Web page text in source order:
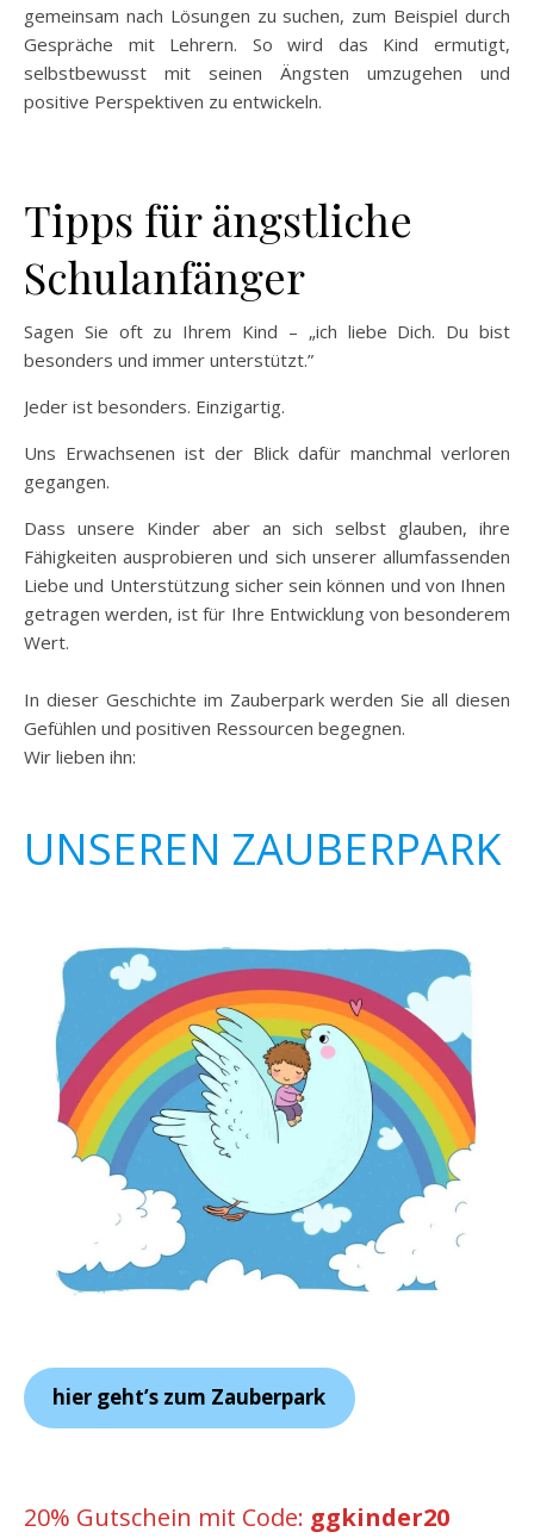
gemeinsam nach Lösungen zu suchen, zum Beispiel durch
Gespräche mit Lehrern. So wird das Kind ermutigt,
selbstbewusst mit seinen Ängsten umzugehen und
positive Perspektiven zu entwickeln.
Tipps für ängstliche
Schulanfänger
Sagen Sie oft zu Ihrem Kind – „ich liebe Dich. Du bist
besonders und immer unterstützt.”
Jeder ist besonders. Einzigartig.
Uns Erwachsenen ist der Blick dafür manchmal verloren
gegangen.
Dass unsere Kinder aber an sich selbst glauben, ihre
Fähigkeiten ausprobieren und sich unserer allumfassenden
Liebe und Unterstützung sicher sein können und von Ihnen
getragen werden, ist für Ihre Entwicklung von besonderem
Wert.
In dieser Geschichte im Zauberpark werden Sie all diesen
Gefühlen und positiven Ressourcen begegnen.
Wir lieben ihn:
UNSEREN ZAUBERPARK
hier geht’s zum Zauberpark
20% Gutschein mit Code: ggkinder20